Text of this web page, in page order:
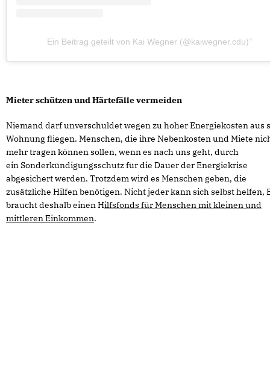
Ein Beitrag geteilt von Kai Wegner (@kaiwegner.cdu)
Mieter schützen und Härtefälle vermeiden
Niemand darf unverschuldet wegen zu hoher Energiekosten aus
Wohnung fliegen. Menschen, die ihre Nebenkosten und Miete
mehr tragen können sollen, wenn es nach uns geht, durch
ein Sonderkündigungsschutz für die Dauer der Energiekrise
abgesichert werden. Trotzdem wird es Menschen geben, die
zusätzliche Hilfen benötigen. Nicht jeder kann sich selbst helfen,
braucht deshalb einen Hilfsfonds für Menschen mit kleinen und
mittleren Einkommen.